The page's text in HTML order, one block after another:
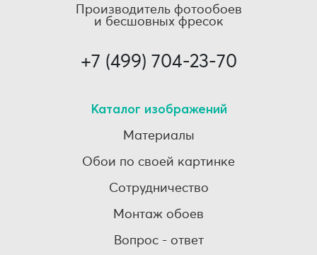
Производитель фотообоев
и бесшовных фресок
+7 (499) 704-23-70
Каталог изображений
Материалы
Обои по своей картинке
Сотрудничество
Монтаж обоев
Вопрос - ответ